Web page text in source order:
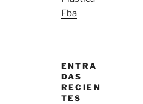
Fba
ENTRA
DAS
RECIEN
TES